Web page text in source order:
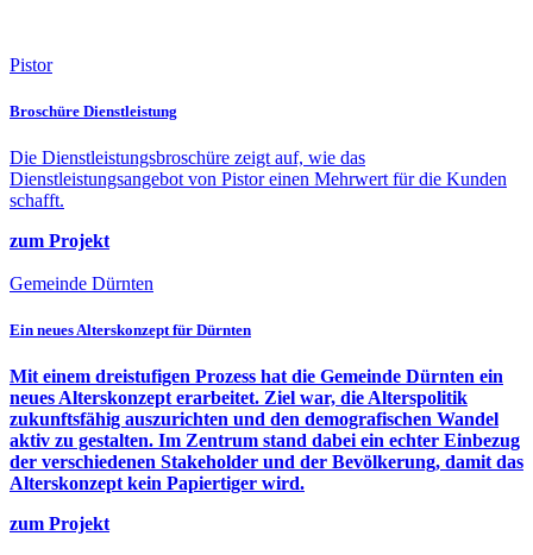
Pistor
Broschüre Dienstleistung
Die Dienstleistungsbroschüre zeigt auf, wie das
Dienstleistungsangebot von Pistor einen Mehrwert für die Kunden
schafft.
zum Projekt
Gemeinde Dürnten
Ein neues Alterskonzept für Dürnten
Mit einem dreistufigen Prozess hat die Gemeinde Dürnten ein
neues Alterskonzept erarbeitet. Ziel war, die Alterspolitik
zukunftsfähig auszurichten und den demografischen Wandel
aktiv zu gestalten. Im Zentrum stand dabei ein echter Einbezug
der verschiedenen Stakeholder und der Bevölkerung, damit das
Alterskonzept kein Papiertiger wird.
zum Projekt